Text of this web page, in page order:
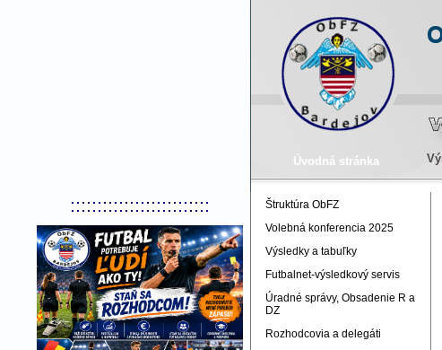
::::::::::::::::::::::::::
Úvodná stránka
Štruktúra ObFZ
Volebná konferencia 2025
Výsledky a tabuľky
Futbalnet-výsledkový servis
Úradné správy, Obsadenie R a
DZ
Rozhodcovia a delegáti